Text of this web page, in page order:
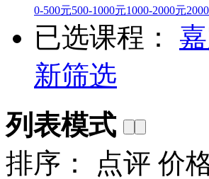
0-500元500-1000元1000-2000元
已选课程：
新筛选
列表模式
排序：
点评 价